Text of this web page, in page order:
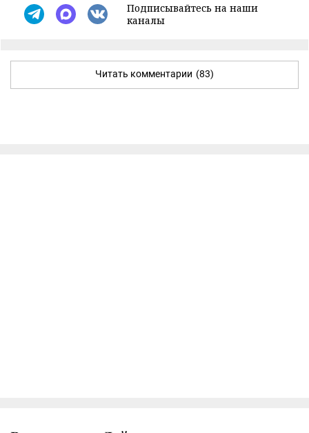
Подписывайтесь на наши
каналы
Читать комментарии (83)